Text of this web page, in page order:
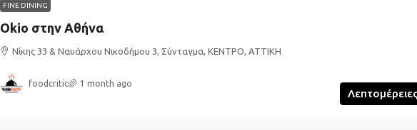
FINE DINING
Okio στην Αθήνα
Νίκης 33 & Ναυάρχου Νικοδήμου 3, Σύνταγμα, ΚΕΝΤΡΟ, ΑΤΤΙΚΗ
Λεπτομέρειες
foodcritic 1 month ago